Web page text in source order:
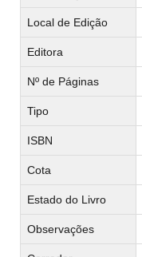
Local de Edição
Editora
Nº de Páginas
Tipo
ISBN
Cota
Estado do Livro
Observações